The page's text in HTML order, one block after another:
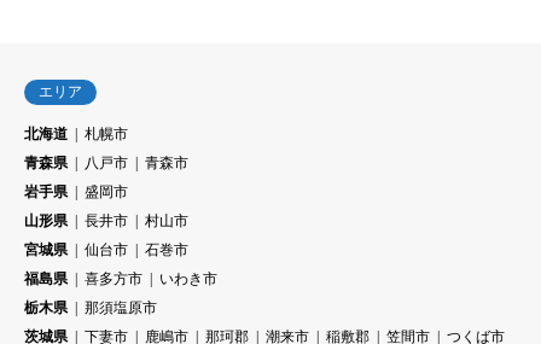
エリア
北海道
札幌市
青森県
八戸市
青森市
岩手県
盛岡市
山形県
長井市
村山市
宮城県
仙台市
石巻市
福島県
喜多方市
いわき市
栃木県
那須塩原市
茨城県
下妻市 鹿嶋市 那珂郡 潮来市 稲敷郡 笠間市
つくば市